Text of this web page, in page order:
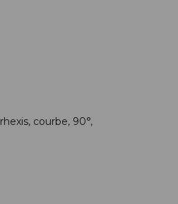
rhexis, courbe, 90°,